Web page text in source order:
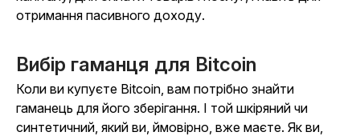
отримання пасивного доходу.
Вибір гаманця для Bitcoin
Коли ви купуєте Bitcoin, вам потрібно знайти
гаманець для його зберігання. І той шкіряний чи
синтетичний, який ви, ймовірно, вже маєте. Як ви,